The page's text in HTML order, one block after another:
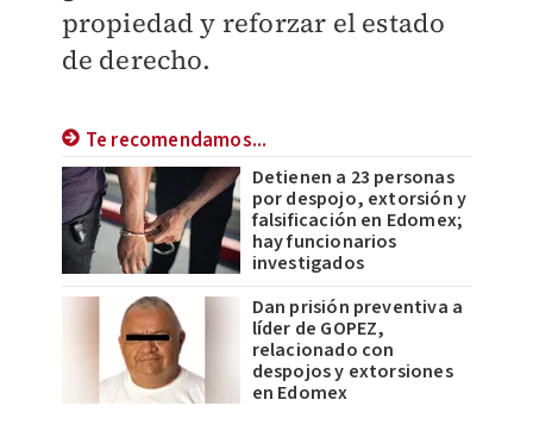
propiedad y reforzar el estado
de derecho.
Te recomendamos...
Detienen a 23 personas
por despojo, extorsión y
falsificación en Edomex;
hay funcionarios
investigados
Dan prisión preventiva a
líder de GOPEZ,
relacionado con
despojos y extorsiones
en Edomex